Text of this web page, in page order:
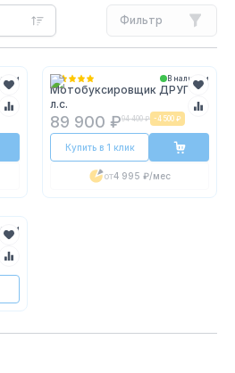
Фильтр
В наличии
Мотобуксировщик ДРУГ 13
л.с.
89 900 ₽94 400 ₽ -4 500 ₽
Купить в 1 клик
от4 995 ₽/мес